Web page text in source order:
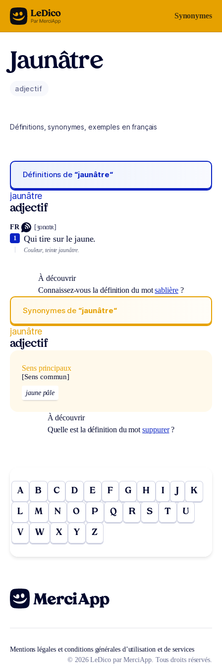
Aller au contenu Synonymes
Jaunâtre
adjectif
Définitions, synonymes, exemples en français
Définitions de “jaunâtre“
jaunâtre
adjectif
FR [ʒonɑtʀ]
Qui tire sur le jaune.
1
Couleur, teinte jaunâtre.
À découvrir
Connaissez-vous la définition du motsablière?
Synonymes de “jaunâtre“
jaunâtre
adjectif
Sens principaux
[Sens commun]
jaune pâle
À découvrir
Quelle est la définition du motsuppurer?
A B C D E F G H I J K
L M N O P Q R S T U
V W X Y Z
Mentions légales et conditions générales d’utilisation et de services
© 2026 LeDico par MerciApp. Tous droits réservés.